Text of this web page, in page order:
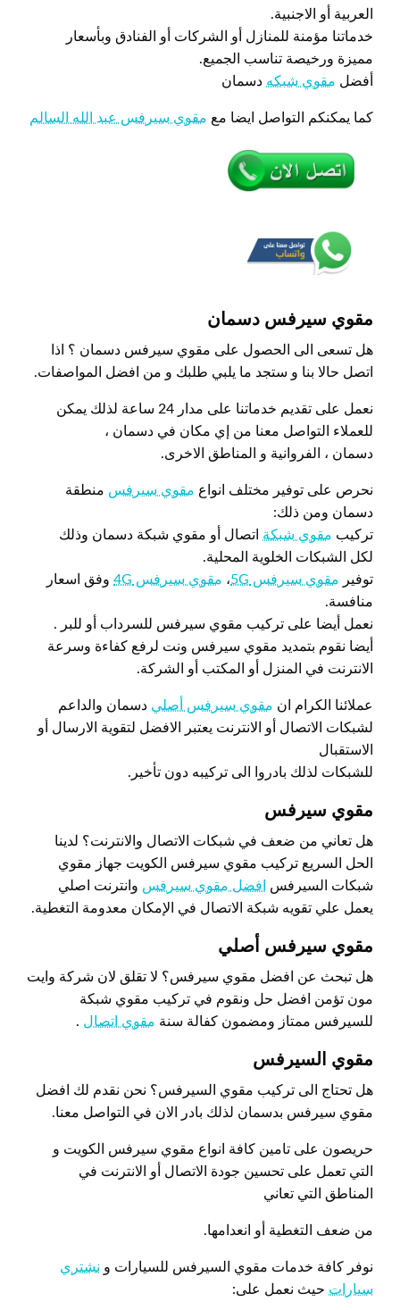
العربية أو الاجنبية.
خدماتنا مؤمنة للمنازل أو الشركات أو الفنادق وبأسعار
مميزة ورخيصة تناسب الجميع.
أفضل مقوي شبكه دسمان
كما يمكنكم التواصل ايضا مع مقوي سيرفس عبد الله السالم
مقوي سيرفس دسمان
هل تسعى الى الحصول على مقوي سيرفس دسمان ؟ اذا
اتصل حالا بنا و ستجد ما يلبي طلبك و من افضل المواصفات.
نعمل على تقديم خدماتنا على مدار 24 ساعة لذلك يمكن
للعملاء التواصل معنا من إي مكان في دسمان ،
دسمان ، الفروانية و المناطق الاخرى.
نحرص على توفير مختلف انواع مقوي سيرفس منطقة
دسمان ومن ذلك:
تركيب مقوي شبكة اتصال أو مقوي شبكة دسمان وذلك
لكل الشبكات الخلوية المحلية.
توفير مقوي سيرفس 5G ، مقوي سيرفس 4G
وفق اسعار
منافسة.
نعمل أيضا على تركيب مقوي سيرفس للسرداب أو للبر .
أيضا نقوم بتمديد مقوي سيرفس ونت لرفع كفاءة وسرعة
الانترنت في المنزل أو المكتب أو الشركة.
عملائنا الكرام ان مقوي سيرفس أصلي دسمان والداعم
لشبكات الاتصال أو الانترنت يعتبر الافضل لتقوية الارسال أو
الاستقبال
للشبكات لذلك بادروا الى تركيبه دون تأخير.
مقوي سيرفس
هل تعاني من ضعف في شبكات الاتصال والانترنت؟ لدينا
الحل السريع تركيب مقوي سيرفس الكويت جهاز مقوي
شبكات السيرفس
افضل مقوي سيرفس وانترنت اصلي
يعمل علي تقويه شبكة الاتصال في الإمكان معدومة التغطية.
مقوي سيرفس أصلي
هل تبحث عن افضل مقوي سيرفس؟ لا تقلق لان شركة وايت
مون تؤمن افضل حل ونقوم في تركيب مقوي شبكة
للسيرفس ممتاز ومضمون كفالة سنة مقوي اتصال .
مقوي السيرفس
هل تحتاج الى تركيب مقوي السيرفس؟ نحن نقدم لك افضل
مقوي سيرفس بدسمان لذلك بادر الان في التواصل معنا.
حريصون على تامين كافة انواع مقوي سيرفس الكويت و
التي تعمل على تحسين جودة الاتصال أو الانترنت في
المناطق التي تعاني
من ضعف التغطية أو انعدامها.
نوفر كافة خدمات مقوي السيرفس للسيارات و نشتري
سيارات حيث نعمل على: